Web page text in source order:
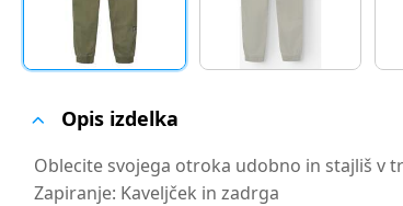
Opis izdelka
Oblecite svojega otroka udobno in stajliš v
Zapiranje: Kaveljček in zadrga